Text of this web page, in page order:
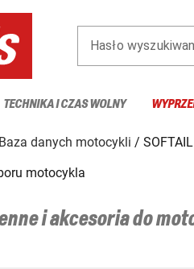
Hasło
TECHNIKA I CZAS WOLNY
Baza danych motocykli
motocykla
i akcesoria do